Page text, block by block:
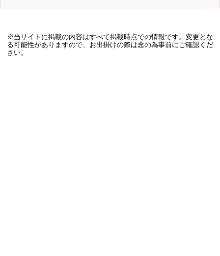
※当サイトに掲載の内容はすべて掲載時点での情報です。変更とな
る可能性がありますので、お出掛けの際は念の為事前にご確認くだ
さい。